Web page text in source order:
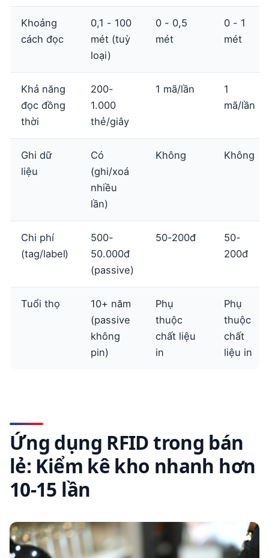
Khoảng
cách đọc
0,1 - 100
mét (tuỳ
loại)
0 - 0,5
mét
0 - 1
mét
Khả năng
đọc đồng
thời
200-
1.000
thẻ/giây
1 mã/lần
1
mã/lần
Ghi dữ
liệu
Có
(ghi/xoá
nhiều
lần)
Không Không
Chi phí
(tag/label)
500-
50.000đ
(passive)
50-200đ
50-
200đ
Tuổi thọ
10+ năm
(passive
không
pin)
Phụ
thuộc
chất liệu
in
Phụ
thuộc
chất
liệu in
Ứng dụng RFID trong bán
lẻ: Kiểm kê kho nhanh hơn
10-15 lần